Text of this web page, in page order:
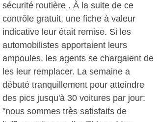
sécurité routière . À la suite de ce
contrôle gratuit, une fiche à valeur
indicative leur était remise. Si les
automobilistes apportaient leurs
ampoules, les agents se chargaient de
les leur remplacer. La semaine a
débuté tranquillement pour atteindre
des pics jusqu'à 30 voitures par jour:
"nous sommes très satisfaits de